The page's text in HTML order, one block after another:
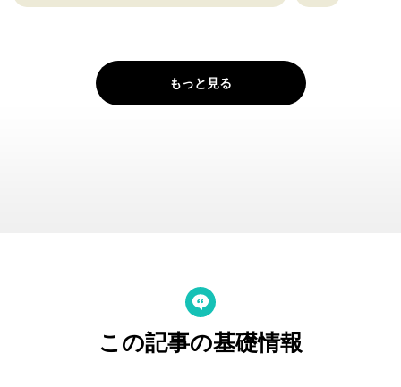
もっと見る
この記事の基礎情報